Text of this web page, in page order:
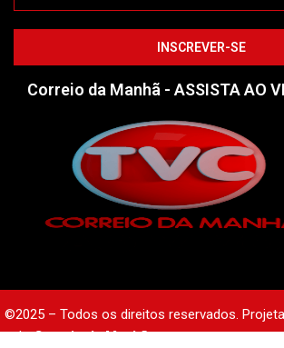
Correio da Manhã - ASSISTA AO
©2025 – Todos os direitos reservados.
peloCorreio da Manhã.